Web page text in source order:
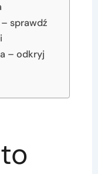
sprawdź
– odkryj